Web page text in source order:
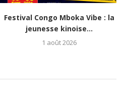
Festival Congo Mboka Vibe : la
jeunesse kinoise...
1 août 2026